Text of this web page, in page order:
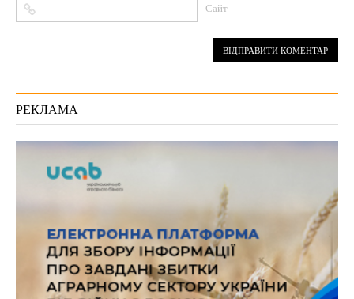
Сайт
РЕКЛАМА